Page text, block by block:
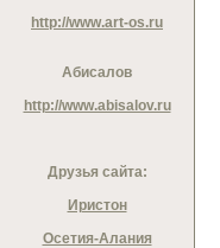
http://www.art-os.ru
Абисалов
http://www.abisalov.ru
Друзья сайта:
Иристон
Осетия-Алания